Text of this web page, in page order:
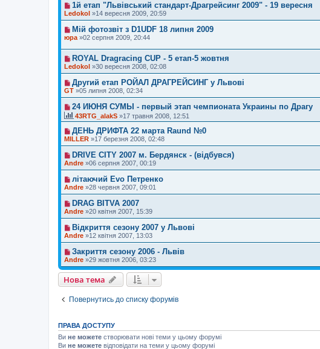
1й етап "Львівський стандарт-Драгрейсинг 2009" - 19 вересня
Ledokol »14 вересня 2009, 20:59
Мій фотозвіт з D1UDF 18 липня 2009
юра »02 серпня 2009, 20:44
ROYAL Dragracing CUP - 5 етап-5 жовтня
Ledokol »30 вересня 2008, 02:08
Другий етап РОЙАЛ ДРАГРЕЙСИНГ у Львові
GT »05 липня 2008, 02:34
24 ИЮНЯ СУМЫ - первый этап чемпионата Украины по Драгу
43RTG_alakS »17 травня 2008, 12:51
ДЕНЬ ДРИФТА 22 марта Raund №0
MILLER »17 березня 2008, 02:48
DRIVE CITY 2007 м. Бердянск - (відбувся)
Andre »06 серпня 2007, 00:19
літаючий Evo Петренко
Andre »28 червня 2007, 09:01
DRAG BITVA 2007
Andre »20 квітня 2007, 15:39
Відкриття сезону 2007 у Львові
Andre »12 квітня 2007, 13:03
Закриття сезону 2006 - Львів
Andre »29 жовтня 2006, 03:23
Нова тема
Повернутись до списку форумів
ПРАВА ДОСТУПУ
Ви не можете створювати нові теми у цьому форумі
Ви не можете відповідати на теми у цьому форумі